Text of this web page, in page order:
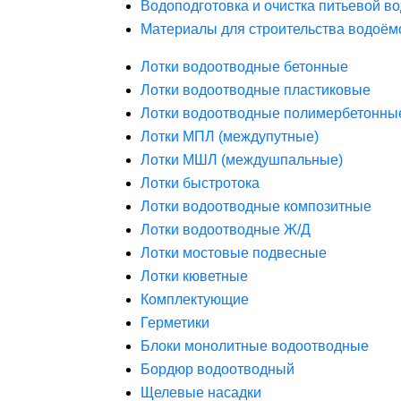
Водоподготовка и очистка питьевой
Материалы для строительства
Лотки водоотводные бетонные
Лотки водоотводные пластиковые
Лотки водоотводные
Лотки МПЛ (междупутные)
Лотки МШЛ (междушпальные)
Лотки быстротока
Лотки водоотводные композитные
Лотки водоотводные Ж/Д
Лотки мостовые подвесные
Лотки кюветные
Комплектующие
Герметики
Блоки монолитные водоотводные
Бордюр водоотводный
Щелевые насадки